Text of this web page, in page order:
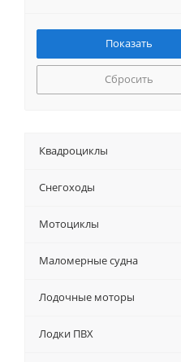
Сбросить
Квадроциклы
Снегоходы
Мотоциклы
Маломерные судна
Лодочные моторы
Лодки ПВХ